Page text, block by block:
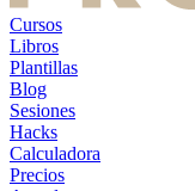
Cursos
Libros
Plantillas
Blog
Sesiones
Hacks
Calculadora
Precios